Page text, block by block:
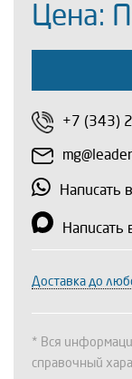
Цена:
+7 (343)
Написать
Написать
Доставка до
* Вся
справочный